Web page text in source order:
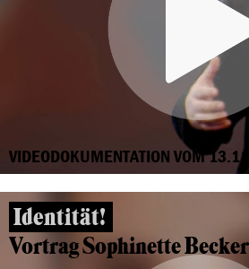
VIDEODOKUMENTATION VOM
Identität!
Vortrag Sophinette Becker